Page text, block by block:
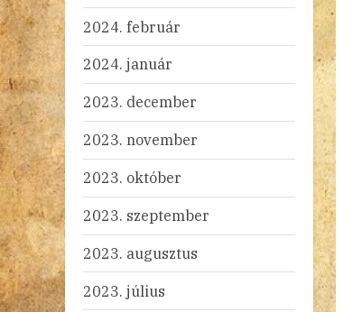
2024. február
2024. január
2023. december
2023. november
2023. október
2023. szeptember
2023. augusztus
2023. július